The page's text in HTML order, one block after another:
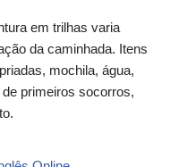
em trilhas varia
da caminhada. Itens
mochila, água,
primeiros socorros,